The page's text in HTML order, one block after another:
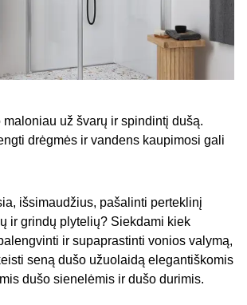
už švarų ir spindintį dušą.
drėgmės ir vandens kaupimosi gali
išsimaudžius, pašalinti perteklinį
ir grindų plytelių? Siekdami kiek
ir supaprastinti vonios valymą,
seną dušo užuolaidą elegantiškomis
dušo sienelėmis ir dušo durimis.